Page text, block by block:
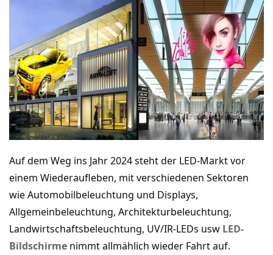
Auf dem Weg ins Jahr 2024 steht der LED-Markt vor
einem Wiederaufleben, mit verschiedenen Sektoren
wie Automobilbeleuchtung und Displays,
Allgemeinbeleuchtung, Architekturbeleuchtung,
Landwirtschaftsbeleuchtung, UV/IR-LEDs usw LED-
Bildschirme nimmt allmählich wieder Fahrt auf.